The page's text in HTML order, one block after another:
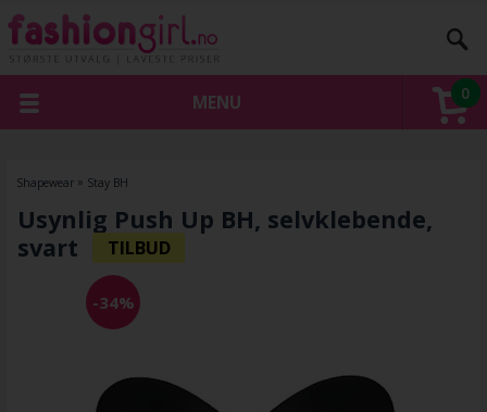
0
MENU
Shapewear» Stay BH
Usynlig Push Up BH, selvklebende,
svart
-34%